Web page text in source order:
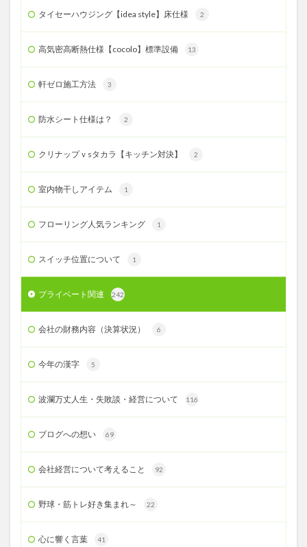
タイセーハウジング【idea style】床仕様 2
高気密高断熱仕様【cocolo】標準設備 13
軒ゼロ施工方法 3
防水シート仕様は？ 2
クリナップｖsタカラ【キッチン対決】 2
室内物干しアイテム 1
フローリング人気ランキング 1
スイッチ位置について 1
プライベート関連 242
会社の財務内容（決算状況） 6
今年の漢字 5
波瀾万丈人生・失敗談・経営について 116
ブログへの想い 69
会社経営について考えること 92
野球・筋トレ好き集まれ～ 22
心に響く言葉 41